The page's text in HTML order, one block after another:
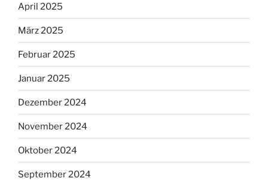
April 2025
März 2025
Februar 2025
Januar 2025
Dezember 2024
November 2024
Oktober 2024
September 2024